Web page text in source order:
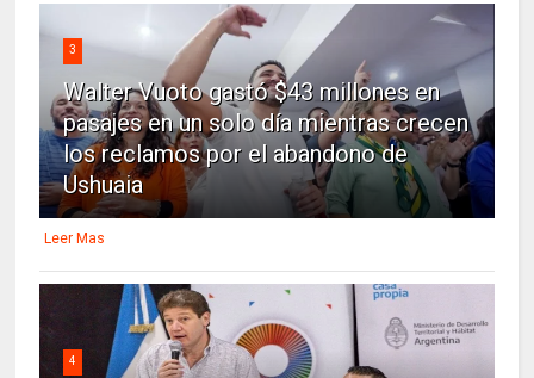
3
Walter Vuoto gastó $43 millones en
pasajes en un solo día mientras crecen
los reclamos por el abandono de
Ushuaia
Leer Mas
4